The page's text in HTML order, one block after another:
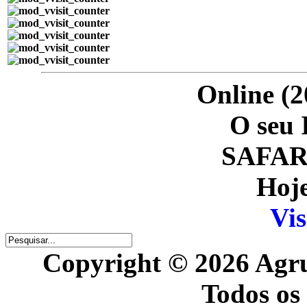
Online
O seu
Copyright © 2026
Todos